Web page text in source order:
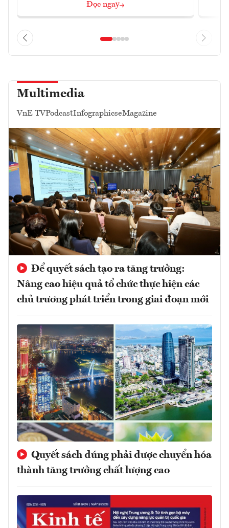
Đọc ngay
Multimedia
VnE TVPodcastInfographicseMagazine
Để quyết sách tạo ra tăng trưởng:
Nâng cao hiệu quả tổ chức thực hiện các
chủ trương phát triển trong giai đoạn mới
Quyết sách đúng phải được chuyển hóa
thành tăng trưởng chất lượng cao